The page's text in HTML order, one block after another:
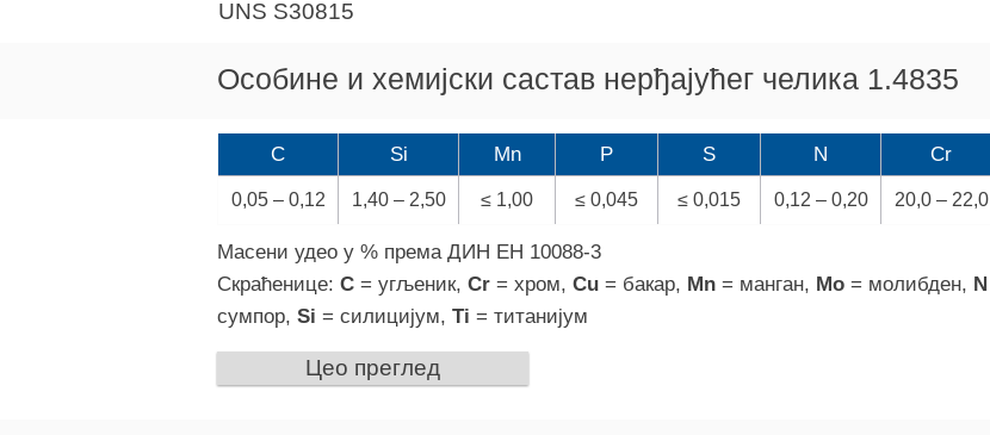
UNS S30815
Особине и хемијски састав нерђајућег челика 1.4835
C Si Mn P S N Cr
0,05 – 0,12 1,40 – 2,50 ≤ 1,00 ≤ 0,045 ≤ 0,015 0,12 – 0,20 20,0 – 22,0
Масени удео у % према ДИН ЕН 10088-3
Скраћенице: C = угљеник, Cr = хром, Cu = бакар, Mn = манган, Мо = молибден, N
сумпор, Si = силицијум, Ti = титанијум
Цео преглед